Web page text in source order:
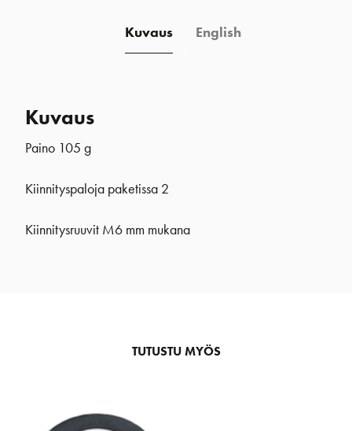
Kuvaus English
Kuvaus
Paino 105 g
Kiinnityspaloja paketissa 2
Kiinnitysruuvit M6 mm mukana
TUTUSTU MYÖS